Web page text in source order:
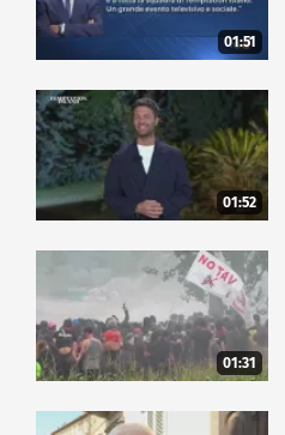
01:51
01:52
01:31